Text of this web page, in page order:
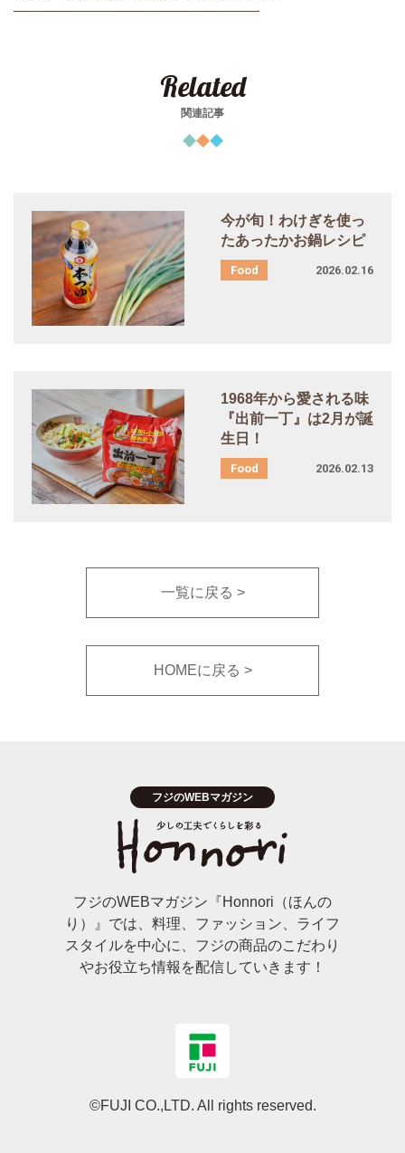
―――――――――――――――――
Related
関連記事
今が旬！わけぎを使っ
たあったかお鍋レシピ
2026.02.16
1968年から愛される味
『出前一丁』は2月が誕
生日！
2026.02.13
一覧に戻る
HOMEに戻る
フジのWEBマガジン『Honnori（ほんの
り）』では、料理、ファッション、ライフ
スタイルを中心に、フジの商品のこだわり
やお役立ち情報を配信していきます！
©FUJI CO.,LTD. All rights reserved.